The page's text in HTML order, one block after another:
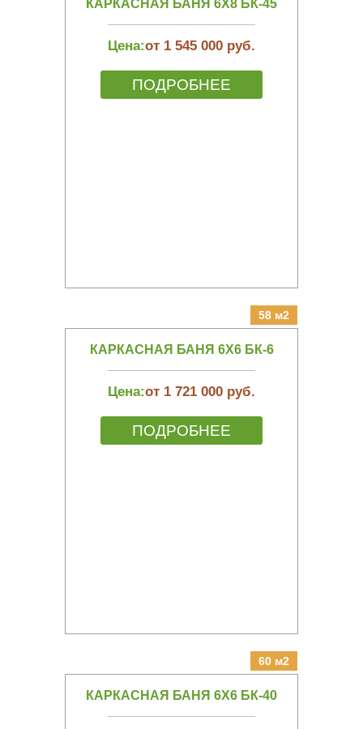
КАРКАСНАЯ БАНЯ 6Х8 БК-45
Цена:от 1 545 000 руб.
ПОДРОБНЕЕ
58 м2
КАРКАСНАЯ БАНЯ 6Х6 БК-6
Цена:от 1 721 000 руб.
ПОДРОБНЕЕ
60 м2
КАРКАСНАЯ БАНЯ 6Х6 БК-40